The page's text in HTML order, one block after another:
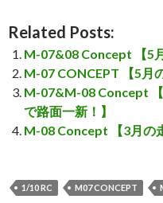
Related Posts:
M-07&08 Concept 【5
M-07 CONCEPT 【5月
M-07&M-08 Concept
で路面一新！】
M-08 Concept 【3月の
1/10 RC M07 CONCEPT